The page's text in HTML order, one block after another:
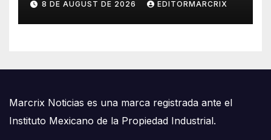
8 DE AUGUST DE 2026 EDITORMARCRIX
Marcrix Noticias es una marca registrada ante el
Instituto Mexicano de la Propiedad Industrial.